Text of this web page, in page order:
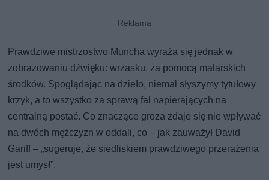
Prawdziwe mistrzostwo Muncha wyraża się jednak w
zobrazowaniu dźwięku: wrzasku, za pomocą malarskich
środków. Spoglądając na dzieło, niemal słyszymy tytułowy
krzyk, a to wszystko za sprawą fal napierających na
centralną postać. Co znaczące groza zdaje się nie wpływać
na dwóch mężczyzn w oddali, co – jak zauważył David
Gariff – „sugeruje, że siedliskiem prawdziwego przerażenia
jest umysł”.